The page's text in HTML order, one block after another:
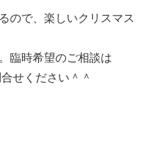
ので、楽しいクリスマス
臨時希望のご相談は
せください＾＾